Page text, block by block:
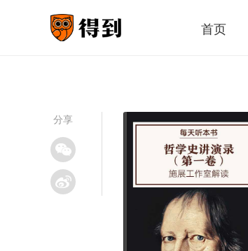
首页
分享